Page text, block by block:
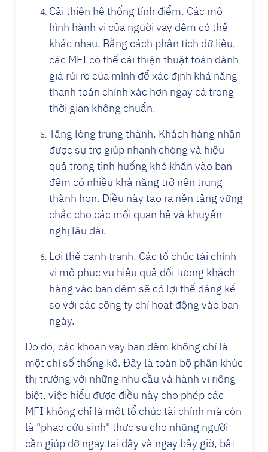
Cải thiện hệ thống tính điểm. Các mô
hình hành vi của người vay đêm có thể
khác nhau. Bằng cách phân tích dữ liệu,
các MFI có thể cải thiện thuật toán đánh
giá rủi ro của mình để xác định khả năng
thanh toán chính xác hơn ngay cả trong
thời gian không chuẩn.
Tăng lòng trung thành. Khách hàng nhận
được sự trợ giúp nhanh chóng và hiệu
quả trong tình huống khó khăn vào ban
đêm có nhiều khả năng trở nên trung
thành hơn. Điều này tạo ra nền tảng vững
chắc cho các mối quan hệ và khuyến
nghị lâu dài.
Lợi thế cạnh tranh. Các tổ chức tài chính
vi mô phục vụ hiệu quả đối tượng khách
hàng vào ban đêm sẽ có lợi thế đáng kể
so với các công ty chỉ hoạt động vào ban
ngày.
Do đó, các khoản vay ban đêm không chỉ là
một chỉ số thống kê. Đây là toàn bộ phân khúc
thị trường với những nhu cầu và hành vi riêng
biệt, việc hiểu được điều này cho phép các
MFI không chỉ là một tổ chức tài chính mà còn
là "phao cứu sinh" thực sự cho những người
cần giúp đỡ ngay tại đây và ngay bây giờ, bất